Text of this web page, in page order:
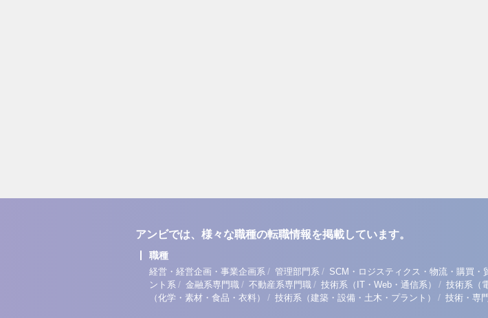
アンビでは、様々な職種の転職情報を掲載しています。
職種
経営・経営企画・事業企画系 / 管理部門系 / SCM・ロジスティクス・物流・購買・
ント系 / 金融系専門職 / 不動産系専門職 / 技術系（IT・Web・通信系） / 技術系（
（化学・素材・食品・衣料）
/ 技術系（建築・設備・土木・プラント） / 技術・専